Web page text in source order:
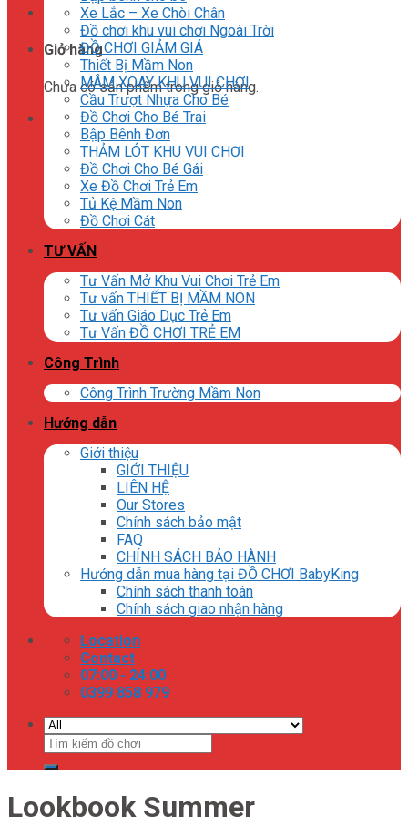
Giỏ hàng
Chưa có sản phẩm trong giỏ hàng.
Xe Lắc – Xe Chòi Chân
Đồ chơi khu vui chơi Ngoài Trời
ĐỒ CHƠI GIẢM GIÁ
Thiết Bị Mầm Non
MÂM XOAY KHU VUI CHƠI
Cầu Trượt Nhựa Cho Bé
Đồ Chơi Cho Bé Trai
Bập Bênh Đơn
THẢM LÓT KHU VUI CHƠI
Đồ Chơi Cho Bé Gái
Xe Đồ Chơi Trẻ Em
Tủ Kệ Mầm Non
Đồ Chơi Cát
TƯ VẤN
Tư Vấn Mở Khu Vui Chơi Trẻ Em
Tư vấn THIẾT BỊ MẦM NON
Tư vấn Giáo Dục Trẻ Em
Tư Vấn ĐỒ CHƠI TRẺ EM
Công Trình
Công Trình Trường Mầm Non
Hướng dẫn
Giới thiệu
GIỚI THIỆU
LIÊN HỆ
Our Stores
Chính sách bảo mật
FAQ
CHÍNH SÁCH BẢO HÀNH
Hướng dẫn mua hàng tại ĐỒ CHƠI BabyKing
Chính sách thanh toán
Chính sách giao nhận hàng
Location
Contact
07:00 - 24:00
0399 858 979
Tìm
kiếm:
Lookbook Summer